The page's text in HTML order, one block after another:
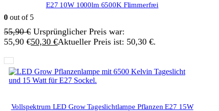
E27 10W 1000lm 6500K Flimmerfrei
0 out of 5
55,90€ Ursprünglicher Preis war:
55,90 €50,30 €Aktueller Preis ist: 50,30 €.
Vollspektrum LED Grow Tageslichtlampe Pflanzen E27 15W